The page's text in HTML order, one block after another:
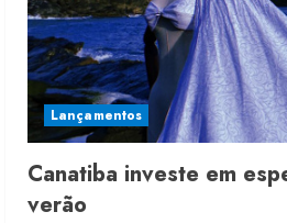
Lançamentos
Canatiba investe em
verão